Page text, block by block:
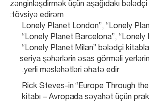
zənginləşdirmək üçün aşağıdakı bələdçi
tövsiyə edirəm:
“Lonely Planet London”, “Lonely
“Lonely Planet Barcelona”, “Lonely
“Lonely Planet Milan” bələdçi
seriya şəhərlərin əsas görməli
yerli məsləhətləri əhatə edir.
Rick Steves-in “Europe Through
kitabı – Avropada səyahət üçün